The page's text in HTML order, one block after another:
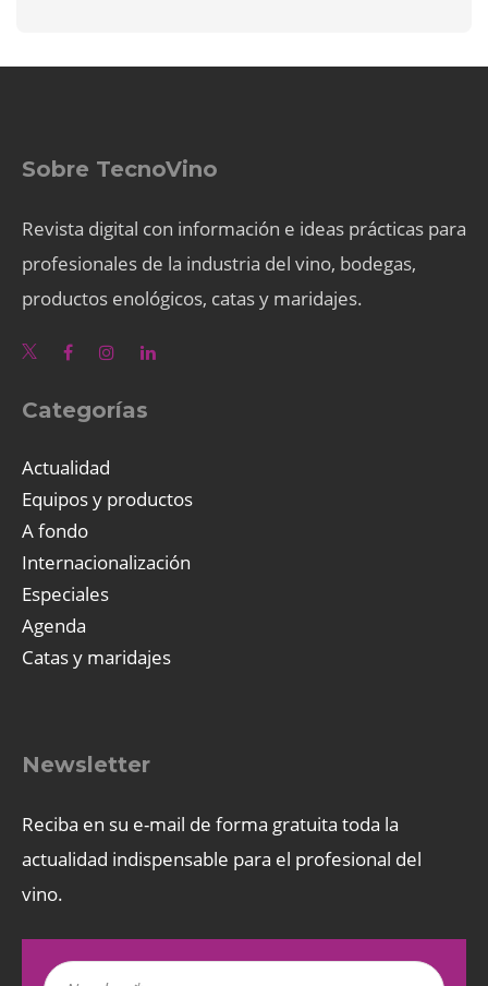
Sobre TecnoVino
Revista digital con información e ideas prácticas para
profesionales de la industria del vino, bodegas,
productos enológicos, catas y maridajes.
Categorías
Actualidad
Equipos y productos
A fondo
Internacionalización
Especiales
Agenda
Catas y maridajes
Newsletter
Reciba en su e-mail de forma gratuita toda la
actualidad indispensable para el profesional del
vino.